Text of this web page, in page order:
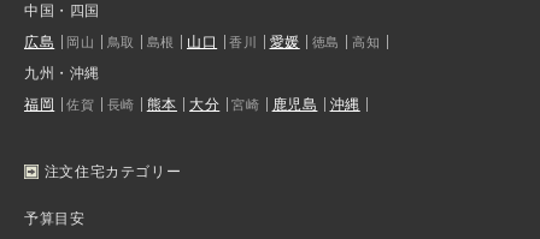
中国・四国
広島
岡山 鳥取 島根 山口 香川 愛媛 徳島 高知
九州・沖縄
福岡
佐賀 長崎 熊本 大分 宮崎 鹿児島 沖縄
注文住宅カテゴリー
予算目安